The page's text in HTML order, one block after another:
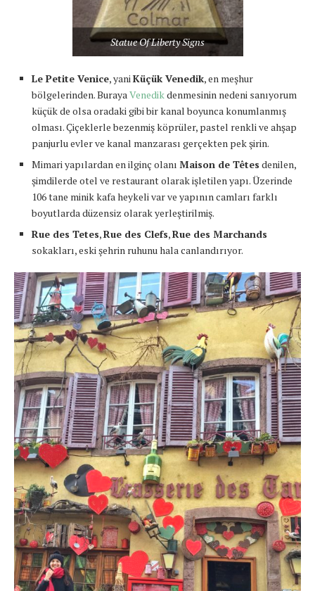
Statue Of Liberty Signs
Le Petite Venice, yaniKüçük Venedik, en meşhur
bölgelerinden. BurayaVenedikdenmesinin nedeni sanıyorum
küçük de olsa oradaki gibi bir kanal boyunca konumlanmış
olması. Çiçeklerle bezenmiş köprüler, pastel renkli ve ahşap
panjurlu evler ve kanal manzarası gerçekten pek şirin.
Mimari yapılardan en ilginç olanı Maison de Têtes denilen,
şimdilerde otel ve restaurant olarak işletilen yapı. Üzerinde
106 tane minik kafa heykeli var ve yapının camları farklı
boyutlarda düzensiz olarak yerleştirilmiş.
Rue des Tetes,Rue des Clefs,Rue des Marchands
sokakları, eski şehrin ruhunu hala canlandırıyor.